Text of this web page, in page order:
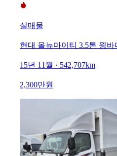
실매물
현대 올뉴마이티 3.5톤 윙바
15년 11월 · 542,707km
2,300만원